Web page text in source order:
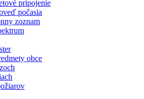
pripojenie
počasia
zoznam
obce